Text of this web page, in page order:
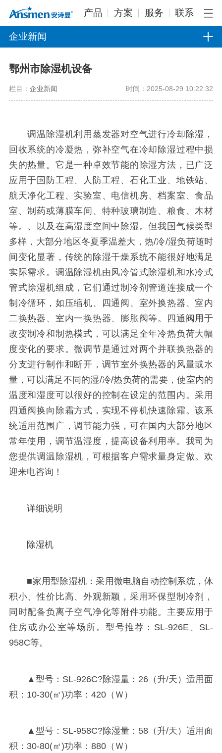
产品 方案 服务 联系
企业新闻
鄂州市除湿机设备
栏目： 企业新闻 时间：2025-08-29 10:22:32
调温除湿机利用蒸发器对空气进行冷却除湿，
回收系统的冷凝热，弥补空气在冷却除湿过程中损
失的热量。它是一种卓效节能的除湿方法，已广泛
应用于国防工程、人防工程、石化工业、地铁站、
航天净化工程、实验室、电信机房、档案室、食品
室、制药或薄膜车间、特种玻璃制造、粮食、木材
等。、以及在高湿度空间中除湿。但我国气候类型
多样，大部分地区冬夏季温差大，热/冷/湿负荷随时
间变化显著，传统的除湿干燥系统不能很好地满足
实际需求。调温除湿机由风冷管式除湿机和水冷式
管式除湿机组成，它们通过制冷剂管道连接成一个
制冷循环，如压缩机、四通阀、室外换热器、室内
二换热器、室内一换热器、膨胀阀等。四通阀用于
改变制冷和制热模式，可以满足全年冷热负荷大幅
度变化的要求。微调节是通过对两个并联换热器的
分支进行制作和断开，调节室外换热器的风量或水
量，可以满足不同的湿/冷/热负荷的需要，使室内的
温度和湿度可以很好的控制在设定的范围内。采用
四通阀换向除霜方式，实现不停机快速除霜。该系
统适用范围广，调节能力强，可在国内大部分地区
常年使用，调节温湿度，提高设备利用率。我司为
您提供调温除湿机，可根据客户需求量身定做。欢
迎来电咨询！
详细说明
除湿机
■家用型除湿机：采用微电脑自动控制系统，体
积小、性价比高、外观新颖，采用环保型制冷剂，
同时配备负离子空气净化等附件功能。主要应用于
住房或办公室等场所。型号推荐：SL-926E、SL-
958C等。
▲型号：SL-926C?除湿量：26（升/天）适用面
积：10-30(㎡)功率：420（Ｗ）
▲型号：SL-958C?除湿量：58（升/天）适用面
积：30-80(㎡)功率：880（Ｗ）